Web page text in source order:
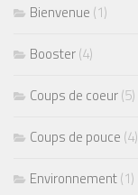
Bienvenue (1)
Booster(4)
Coups de coeur(5)
Coups de pouce (4)
Environnement(1)